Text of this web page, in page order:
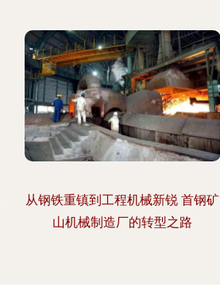
从钢铁重镇到工程机械新锐 首钢矿
山机械制造厂的转型之路